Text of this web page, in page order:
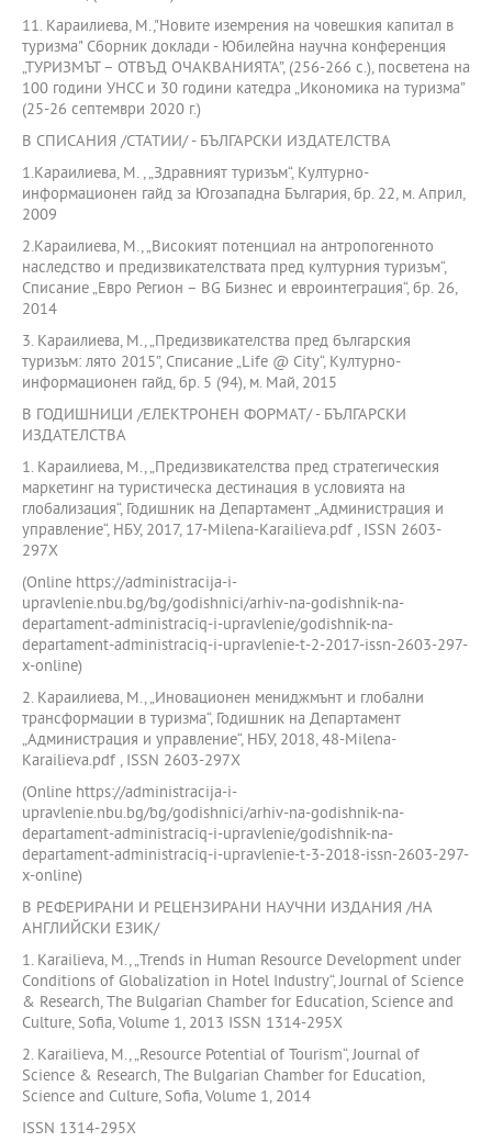
11. Караилиева, М.,"Новите иземрения на човешкия капитал в
туризма" Сборник доклади - Юбилейна научна конференция
„ТУРИЗМЪТ – ОТВЪД ОЧАКВАНИЯТА”, (256-266 с.), посветена на
100 години УНСС и 30 години катедра „Икономика на туризма”
(25-26 септември 2020 г.)
В СПИСАНИЯ /СТАТИИ/ - БЪЛГАРСКИ ИЗДАТЕЛСТВА
1.Караилиева, М. , „Здравният туризъм“, Културно-
информационен гайд за Югозападна България, бр. 22, м. Април,
2009
2.Караилиева, М., „Високият потенциал на антропогенното
наследство и предизвикателствата пред културния туризъм“,
Списание „Евро Регион – BG Бизнес и евроинтеграция“, бр. 26,
2014
3. Караилиева, М., „Предизвикателства пред българския
туризъм: лято 2015”, Списание „Life @ City“, Културно-
информационен гайд, бр. 5 (94), м. Май, 2015
В ГОДИШНИЦИ /ЕЛЕКТРОНЕН ФОРМАТ/ - БЪЛГАРСКИ
ИЗДАТЕЛСТВА
1. Караилиева, М., „Предизвикателства пред стратегическия
маркетинг на туристическа дестинация в условията на
глобализация“, Годишник на Департамент „Администрация и
управление“, НБУ, 2017, 17-Milena-Karailieva.pdf , ISSN 2603-
297X
(Online https://administracija-i-
upravlenie.nbu.bg/bg/godishnici/arhiv-na-godishnik-na-
departament-administraciq-i-upravlenie/godishnik-na-
departament-administraciq-i-upravlenie-t-2-2017-issn-2603-297-
x-online)
2. Караилиева, М., „Иновационен мениджмънт и глобални
трансформации в туризма“, Годишник на Департамент
„Администрация и управление“, НБУ, 2018, 48-Milena-
Karailieva.pdf , ISSN 2603-297X
(Online https://administracija-i-
upravlenie.nbu.bg/bg/godishnici/arhiv-na-godishnik-na-
departament-administraciq-i-upravlenie/godishnik-na-
departament-administraciq-i-upravlenie-t-3-2018-issn-2603-297-
x-online)
В РЕФЕРИРАНИ И РЕЦЕНЗИРАНИ НАУЧНИ ИЗДАНИЯ /НА
АНГЛИЙСКИ ЕЗИК/
1. Karailieva, М., „Trends in Human Resource Development under
Conditions of Globalization in Hotel Industry“, Journal of Science
& Research, The Bulgarian Chamber for Education, Science and
Culture, Sofia, Volume 1, 2013 ISSN 1314-295X
2. Karailieva, М., „Resource Potential of Tourism“, Journal of
Science & Research, The Bulgarian Chamber for Education,
Science and Culture, Sofia, Volume 1, 2014
ISSN 1314-295X